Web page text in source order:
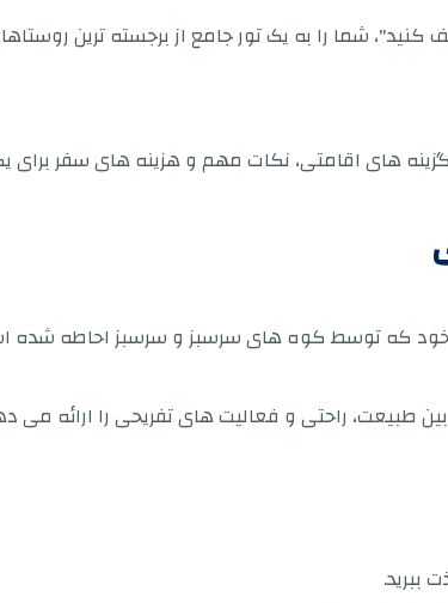
شما را به یک تور جامع از برجسته ترین
های اقامتی، نکات مهم و هزینه های سفر برای
خود که توسط کوه های سرسبز و سرسبز احاطه
طبیعت، راحتی و فعالیت های تفریحی را ارائه می
ببرید.